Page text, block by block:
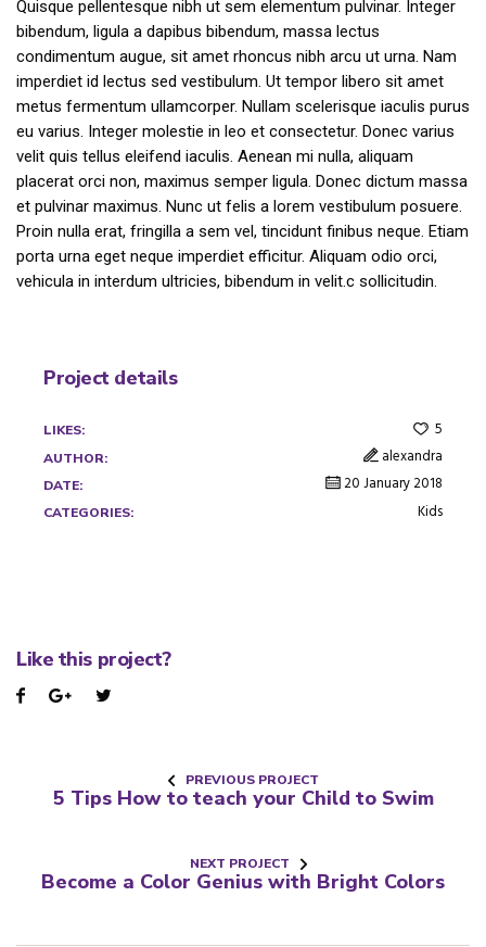
Quisque pellentesque nibh ut sem elementum pulvinar. Integer
bibendum, ligula a dapibus bibendum, massa lectus
condimentum augue, sit amet rhoncus nibh arcu ut urna. Nam
imperdiet id lectus sed vestibulum. Ut tempor libero sit amet
metus fermentum ullamcorper. Nullam scelerisque iaculis purus
eu varius. Integer molestie in leo et consectetur. Donec varius
velit quis tellus eleifend iaculis. Aenean mi nulla, aliquam
placerat orci non, maximus semper ligula. Donec dictum massa
et pulvinar maximus. Nunc ut felis a lorem vestibulum posuere.
Proin nulla erat, fringilla a sem vel, tincidunt finibus neque. Etiam
porta urna eget neque imperdiet efficitur. Aliquam odio orci,
vehicula in interdum ultricies, bibendum in velit.c sollicitudin.
Project details
LIKES: 5
AUTHOR: alexandra
DATE: 20 January 2018
CATEGORIES: Kids
Like this project?
PREVIOUS PROJECT
5 Tips How to teach your Child to Swim
NEXT PROJECT
Become a Color Genius with Bright Colors